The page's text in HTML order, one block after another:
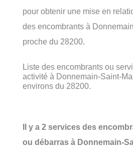
pour obtenir une mise en
des encombrants à
proche du 28200.
Liste des encombrants ou
activité à Donnemain-Saint-
environs du 28200.
Il y a 2 services des
ou débarras à Donnemain-